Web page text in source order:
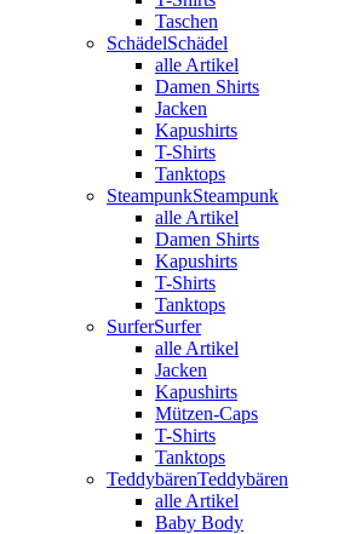
Taschen
SchädelSchädel
alle Artikel
Damen Shirts
Jacken
Kapushirts
T-Shirts
Tanktops
SteampunkSteampunk
alle Artikel
Damen Shirts
Kapushirts
T-Shirts
Tanktops
SurferSurfer
alle Artikel
Jacken
Kapushirts
Mützen-Caps
T-Shirts
Tanktops
TeddybärenTeddybären
alle Artikel
Baby Body